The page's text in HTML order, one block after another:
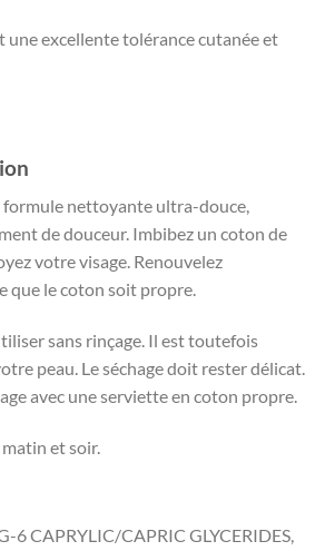
une excellente tolérance cutanée et
formule nettoyante ultra-douce,
de douceur. Imbibez un coton de
votre visage. Renouvelez
que le coton soit propre.
sans rinçage. Il est toutefois
peau. Le séchage doit rester délicat.
avec une serviette en coton propre.
et soir.
6 CAPRYLIC/CAPRIC GLYCERIDES,